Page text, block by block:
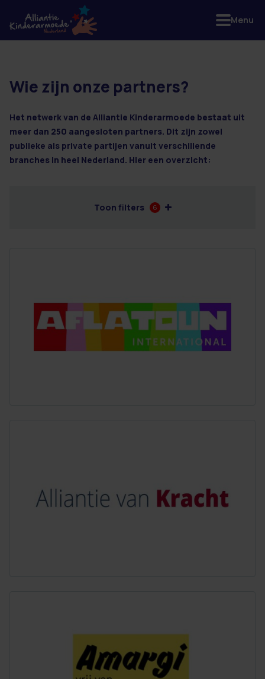
62 resultaten
Wie zijn onze partners?
Het netwerk van de Alliantie Kinderarmoede bestaat uit
meer dan 250 aangesloten partners. Dit zijn zowel
publieke als private partijen vanuit verschillende
branches in heel Nederland. Hier een overzicht:
Toon filters 6
Menu